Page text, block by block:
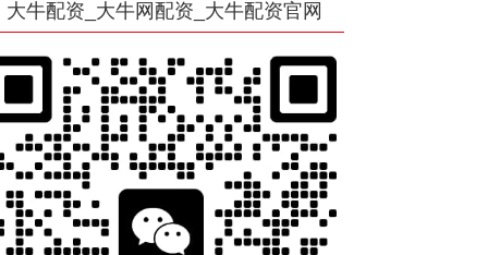
大牛配资_大牛网配资_大牛配资官网